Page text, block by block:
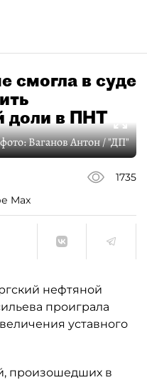
смогла в суде
доли в ПНТ
Ваганов Антон / "ДП"
1735
Max
нефтяной
проиграла
уставного
произошедших в